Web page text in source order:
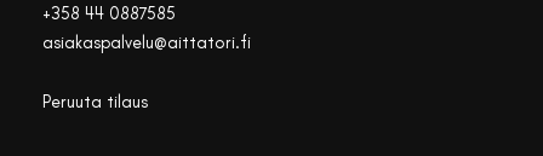
+358 44 0887585
asiakaspalvelu@aittatori.fi
Peruuta tilaus